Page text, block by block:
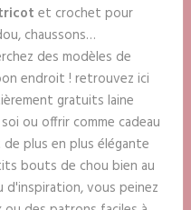
et crochet pour
chaussons…
des modèles de
endroit ! retrouvez ici
gratuits laine
ou offrir comme cadeau
plus en plus élégante
bouts de chou bien au
d'inspiration, vous peinez